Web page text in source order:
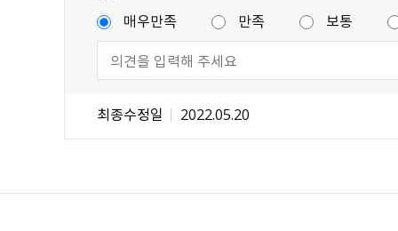
매우만족
만족 보통
최종수정일 2022.05.20